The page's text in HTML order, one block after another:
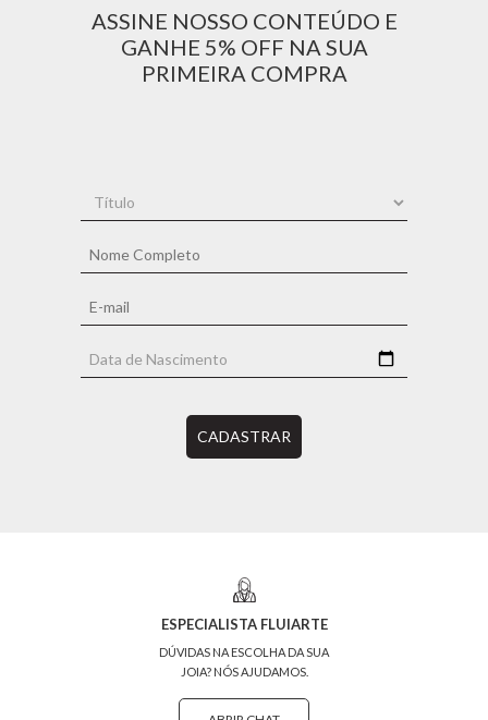
ASSINE NOSSO CONTEÚDO E
GANHE 5% OFF NA SUA
PRIMEIRA COMPRA
CADASTRAR
ESPECIALISTA FLUIARTE
DÚVIDAS NA ESCOLHA DA SUA
JOIA? NÓS AJUDAMOS.